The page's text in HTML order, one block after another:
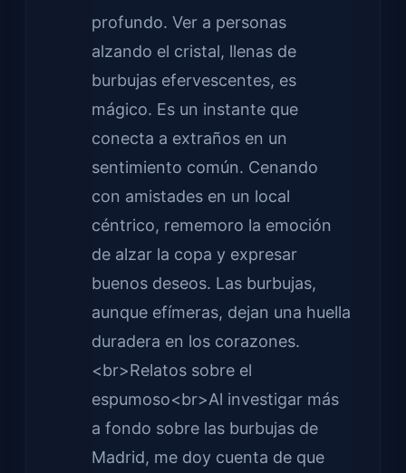
profundo. Ver a personas
alzando el cristal, llenas de
burbujas efervescentes, es
mágico. Es un instante que
conecta a extraños en un
sentimiento común. Cenando
con amistades en un local
céntrico, rememoro la emoción
de alzar la copa y expresar
buenos deseos. Las burbujas,
aunque efímeras, dejan una huella
duradera en los corazones.
<br>Relatos sobre el
espumoso<br>Al investigar más
a fondo sobre las burbujas de
Madrid, me doy cuenta de que